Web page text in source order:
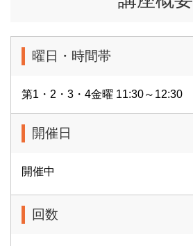
曜日・時間帯
第1・2・3・4金曜 11:30～12:30
開催日
開催中
回数